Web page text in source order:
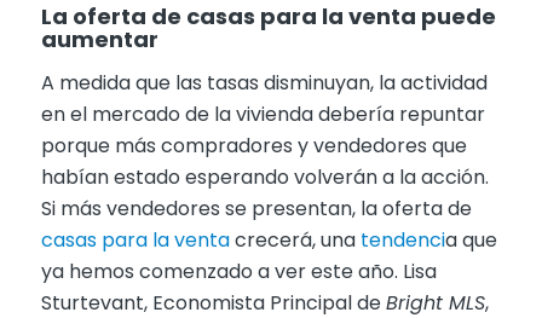
La oferta de casas para la venta puede
aumentar
A medida que las tasas disminuyan, la actividad
en el mercado de la vivienda debería repuntar
porque más compradores y vendedores que
habían estado esperando volverán a la acción.
Si más vendedores se presentan, la oferta de
casas para la ventacrecerá, una tendencia que
ya hemos comenzado a ver este año. Lisa
Sturtevant, Economista Principal deBright MLS,